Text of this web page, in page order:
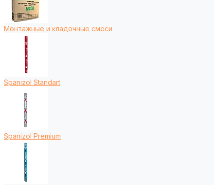
Монтажные и кладочные смеси
Spanizol Standart
Spanizol Premium